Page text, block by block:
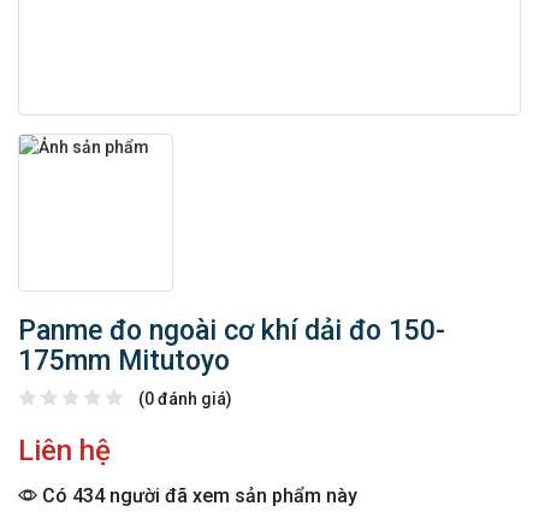
Panme đo ngoài cơ khí dải đo 150-
175mm Mitutoyo
(0 đánh giá)
Liên hệ
Có 434 người đã xem sản phẩm này